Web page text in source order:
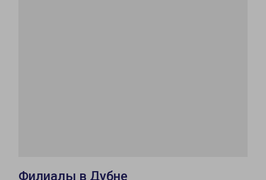
Филиалы в Дубне